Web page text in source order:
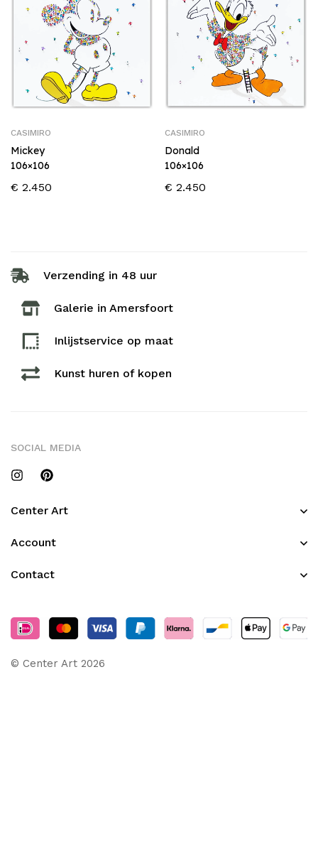
CASIMIRO
Mickey
106×106
€ 2.450
CASIMIRO
Donald
106×106
€ 2.450
Verzending in 48 uur
Galerie in Amersfoort
Inlijstservice op maat​
Kunst huren of kopen
Center Art
Account
Contact
SOCIAL MEDIA
© Center Art 2026